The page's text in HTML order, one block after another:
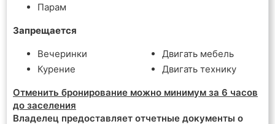
Парам
Запрещается
Вечеринки
Курение
Двигать мебель
Двигать технику
Отменить бронирование можно минимум за 6 часов
до заселения
Владелец предоставляет отчетные документы о